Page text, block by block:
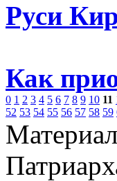
Руси
Как
0 1 2 3 4 5 6 7 8 9 10 11
52 53 54 55 56 57 58 59